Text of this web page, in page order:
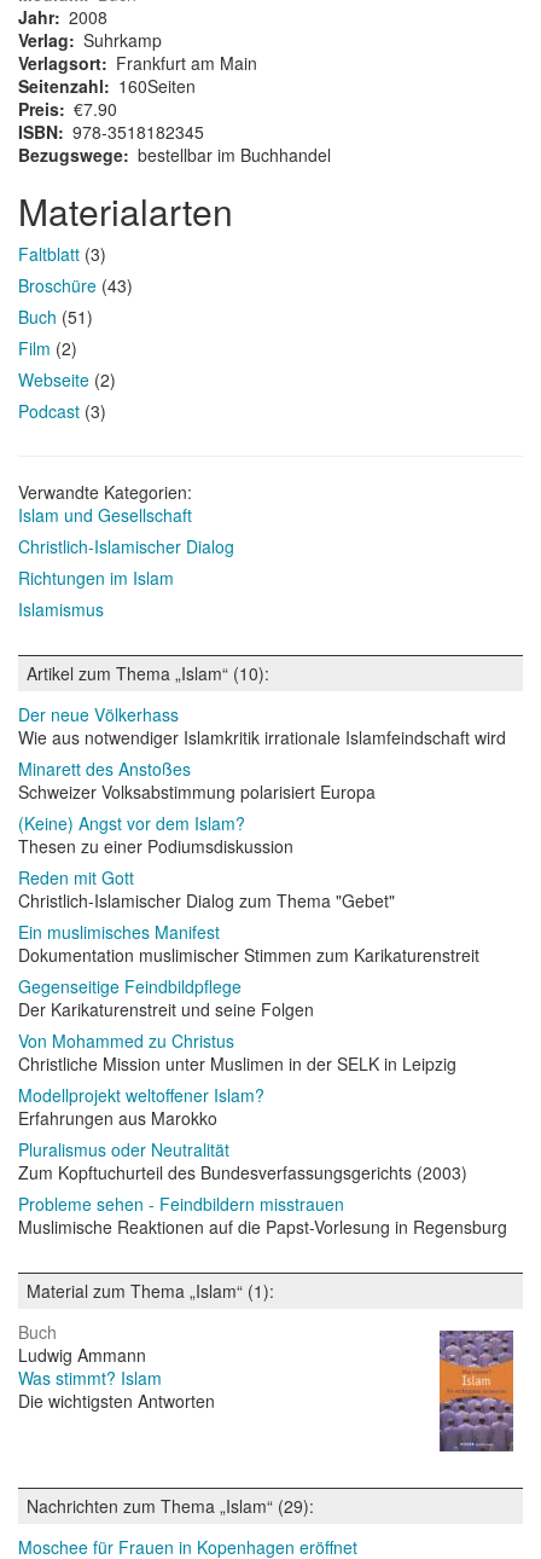
Jahr 2008
Verlag
Suhrkamp
Verlagsort
Frankfurt am Main
Seitenzahl
160Seiten
Preis €7.90
ISBN 978-3518182345
Bezugswege bestellbar im Buchhandel
Materialarten
Faltblatt (3)
Broschüre (43)
Buch (51)
Film (2)
Webseite (2)
Podcast (3)
Verwandte Kategorien:
Islam und Gesellschaft
Christlich-Islamischer Dialog
Richtungen im Islam
Islamismus
Artikel zum Thema „Islam“ (10):
Der neue Völkerhass
Wie aus notwendiger Islamkritik irrationale Islamfeindschaft wird
Minarett des Anstoßes
Schweizer Volksabstimmung polarisiert Europa
(Keine) Angst vor dem Islam?
Thesen zu einer Podiumsdiskussion
Reden mit Gott
Christlich-Islamischer Dialog zum Thema "Gebet"
Ein muslimisches Manifest
Dokumentation muslimischer Stimmen zum Karikaturenstreit
Gegenseitige Feindbildpflege
Der Karikaturenstreit und seine Folgen
Von Mohammed zu Christus
Christliche Mission unter Muslimen in der SELK in Leipzig
Modellprojekt weltoffener Islam?
Erfahrungen aus Marokko
Pluralismus oder Neutralität
Zum Kopftuchurteil des Bundesverfassungsgerichts (2003)
Probleme sehen - Feindbildern misstrauen
Muslimische Reaktionen auf die Papst-Vorlesung in Regensburg
Material zum Thema „Islam“ (1):
Buch
Ludwig Ammann
Was stimmt? Islam
Die wichtigsten Antworten
Nachrichten zum Thema „Islam“ (29):
Moschee für Frauen in Kopenhagen eröffnet